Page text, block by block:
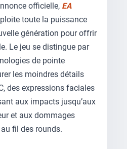
officielle,EA
toute la puissance
génération pour offrir
Le jeu se distingue par
de pointe
les moindres détails
des expressions faciales
aux impacts jusqu’aux
et aux dommages
fil des rounds.